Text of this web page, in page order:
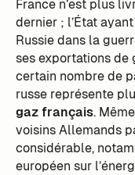
France n’est plus
dernier ; l’État
Russie dans la
ses exportations de
certain nombre de
russe représente
gaz français.
voisins Allemands
considérable,
européen sur